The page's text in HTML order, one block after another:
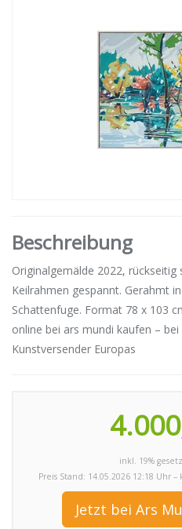
Beschreibung
Originalgemälde 2022,
Keilrahmen gespannt. Gerahmt
Schattenfuge. Format 78 x 103
online bei ars mundi kaufen –
Kunstversender Europas
inkl. 19%
Preis Stand: 14.05.2026 12:18
Jetzt bei Ars